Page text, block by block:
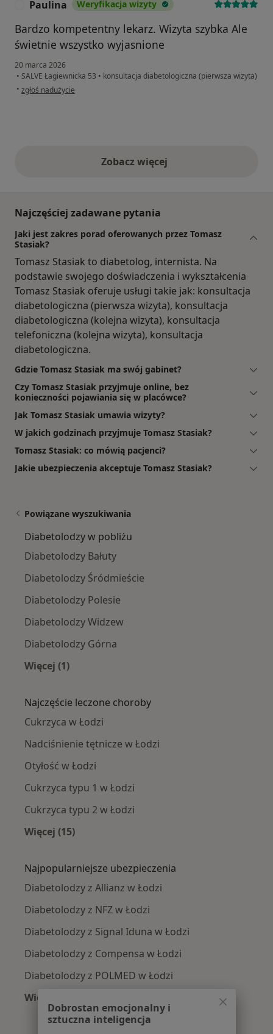
Paulina Weryfikacja wizyty
Bardzo kompetentny lekarz. Wizyta szybka Ale
świetnie wszystko wyjasnione
20 marca 2026
• SALVE Łagiewnicka 53 • konsultacja diabetologiczna (pierwsza wizyta)
• w opinii użytkownika Paulina
zgłoś nadużycie
Zobacz więcejopinie powyżej
Najczęściej zadawane pytania
Jaki jest zakres porad oferowanych przez Tomasz
Stasiak?
Tomasz Stasiak to diabetolog, internista. Na
podstawie swojego doświadczenia i wykształcenia
Tomasz Stasiak oferuje usługi takie jak: konsultacja
diabetologiczna (pierwsza wizyta), konsultacja
diabetologiczna (kolejna wizyta), konsultacja
telefoniczna (kolejna wizyta), konsultacja
diabetologiczna.
Gdzie Tomasz Stasiak ma swój gabinet?
Czy Tomasz Stasiak przyjmuje online, bez
konieczności pojawiania się w placówce?
Jak Tomasz Stasiak umawia wizyty?
W jakich godzinach przyjmuje Tomasz Stasiak?
Tomasz Stasiak: co mówią pacjenci?
Jakie ubezpieczenia akceptuje Tomasz Stasiak?
Powiązane wyszukiwania
Diabetolodzy w pobliżu
Diabetolodzy Bałuty
Diabetolodzy Śródmieście
Diabetolodzy Polesie
Diabetolodzy Widzew
Diabetolodzy Górna
Więcej (1)
Najczęście leczone choroby
Cukrzyca w Łodzi
Nadciśnienie tętnicze w Łodzi
Otyłość w Łodzi
Cukrzyca typu 1 w Łodzi
Cukrzyca typu 2 w Łodzi
Więcej (15)
Najpopularniejsze ubezpieczenia
Diabetolodzy z Allianz w Łodzi
Diabetolodzy z NFZ w Łodzi
Diabetolodzy z Signal Iduna w Łodzi
Diabetolodzy z Compensa w Łodzi
Diabetolodzy z POLMED w Łodzi
Więcej (1)
Więcej w kategorii: Najpopularniejsze
Dobrostan emocjonalny i
sztuczna inteligencja